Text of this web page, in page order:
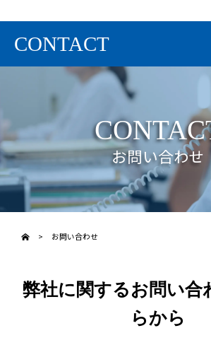
CONTACT
お問い合わせ
> お問い合わせ
弊社に関するお問い合
らから